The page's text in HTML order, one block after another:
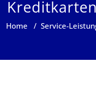
Home / Service-